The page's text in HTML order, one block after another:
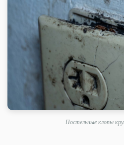
Постельные клопы